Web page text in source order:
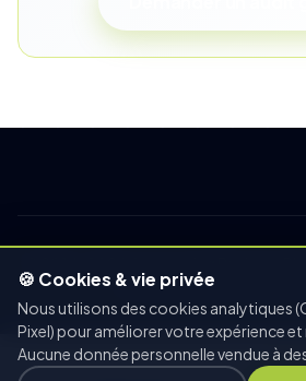
Confidentialité
🍪 Cookies & vie privée
Nous utilisons des cookies analytiques
Pixel) pour améliorer votre expérience et
Aucune donnée personnelle vendue à